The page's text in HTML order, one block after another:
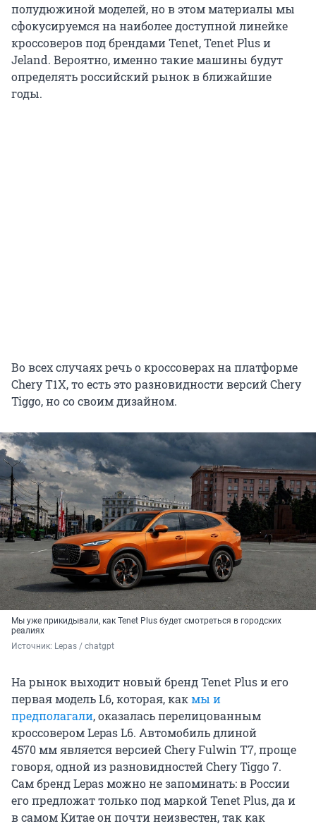
полудюжиной моделей, но в этом материалы мы
сфокусируемся на наиболее доступной линейке
кроссоверов под брендами Tenet, Tenet Plus и
Jeland. Вероятно, именно такие машины будут
определять российский рынок в ближайшие
годы.
Во всех случаях речь о кроссоверах на платформе
Chery T1X, то есть это разновидности версий Chery
Tiggo, но со своим дизайном.
Мы уже прикидывали, как Tenet Plus будет смотреться в городских
реалиях
Источник: Lepas / chatgpt
На рынок выходит новый бренд Tenet Plus и его
первая модель L6, которая, какмы и
предполагали, оказалась перелицованным
кроссовером Lepas L6. Автомобиль длиной
4570 мм является версией Chery Fulwin T7, проще
говоря, одной из разновидностей Chery Tiggo 7.
Сам бренд Lepas можно не запоминать: в России
его предложат только под маркой Tenet Plus, да и
в самом Китае он почти неизвестен, так как